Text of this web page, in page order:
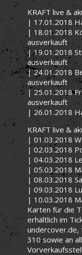
KRAFT live &
| 17.01.2018
| 18.01.2018
ausverkauft
| 19.01.2018
ausverkauft
| 24.01.2018
ausverkauft
| 25.01.2018
ausverkauft
| 26.01.2018
KRAFT live &
| 01.03.2018
| 02.03.2018
| 04.03.2018
| 05.03.2018
| 08.03.2018
| 09.03.2018
| 10.03.2018
Karten für die
erhältlich im
310 sowie an